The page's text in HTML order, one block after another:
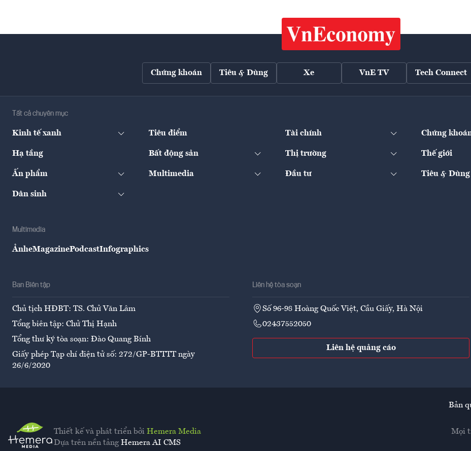
Chứng khoán Tiêu & Dùng Xe VnE TV Tech Connect
Tất cả chuyên mục
Kinh tế xanh Tiêu điểm Tài chính Chứng
Hạ tầng Bất động sản Thị trường Thế giới
Ấn phẩm Multimedia Đầu tư Tiêu & Dùng
Dân sinh
Multimedia
ẢnheMagazinePodcastInfographics
Ban Biên tập
Chủ tịch HĐBT: TS. Chử Văn Lâm
Tổng biên tập: Chử Thị Hạnh
Tổng thư ký tòa soạn: Đào Quang Bính
Giấy phép Tạp chí điện tử số: 272/GP-BTTTT ngày
26/6/2020
Liên hệ tòa soạn
Số 96-98 Hoàng Quốc Việt, Cầu Giấy, Hà Nội
02437552050
Liên hệ quảng cáo
Thiết kế và phát triển bởi Hemera Media
Dựa trên nền tảng Hemera AI CMS
Bản
Mọi